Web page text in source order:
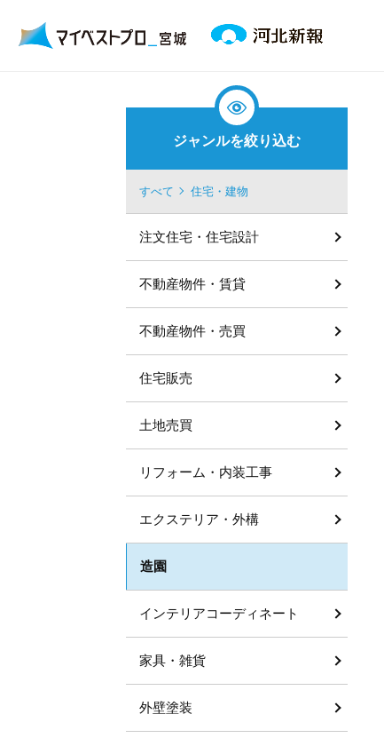
ジャンルを絞り込む
すべて 住宅・建物
注文住宅・住宅設計
不動産物件・賃貸
不動産物件・売買
住宅販売
土地売買
リフォーム・内装工事
エクステリア・外構
造園
インテリアコーディネート
家具・雑貨
外壁塗装